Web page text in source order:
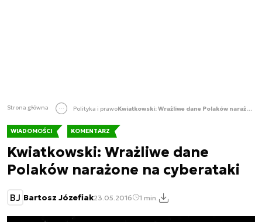
Strona główna Polityka i prawo Kwiatkowski: Wrażliwe dane Polaków narażone na cyberataki
WIADOMOŚCI KOMENTARZ
Kwiatkowski: Wrażliwe dane
Polaków narażone na cyberataki
BJ Bartosz Józefiak23.05.2016 1 min.